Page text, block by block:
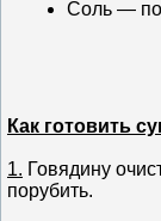
Соль — по
Как готовить
1. Говядину
порубить.